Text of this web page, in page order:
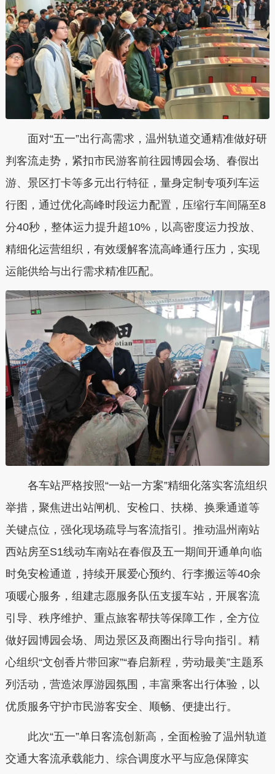
面对“五一”出行高需求，温州轨道交通精准做好研
判客流走势，紧扣市民游客前往园博园会场、春假出
游、景区打卡等多元出行特征，量身定制专项列车运
行图，通过优化高峰时段运力配置，压缩行车间隔至8
分40秒，整体运力提升超10%，以高密度运力投放、
精细化运营组织，有效缓解客流高峰通行压力，实现
运能供给与出行需求精准匹配。
各车站严格按照“一站一方案”精细化落实客流组织
举措，聚焦进出站闸机、安检口、扶梯、换乘通道等
关键点位，强化现场疏导与客流指引。推动温州南站
西站房至S1线动车南站在春假及五一期间开通单向临
时免安检通道，持续开展爱心预约、行李搬运等40余
项暖心服务 ，组建志愿服务队伍支援车站，开展客流
引导、秩序维护、重点旅客帮扶等保障工作，全方位
做好园博园会场、周边景区及商圈出行导向指引。精
心组织“文创香片带回家”“春启新程，劳动最美”主题系
列活动 ，营造浓厚游园氛围，丰富乘客出行体验，以
优质服务守护市民游客安全、顺畅、便捷出行。
此次“五一”单日客流创新高，全面检验了温州轨道
交通大客流承载能力、综合调度水平与应急保障实